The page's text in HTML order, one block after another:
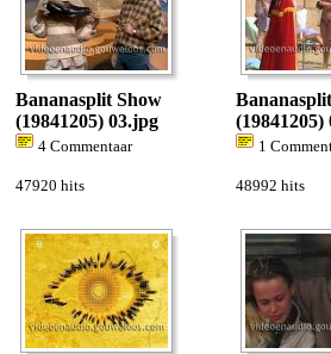
Bananasplit Show
(19841205) 03.jpg
4 Commentaar
47920 hits
(19841205)
1
48992 hits